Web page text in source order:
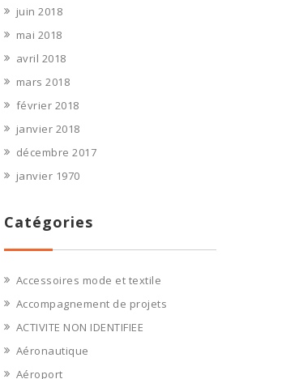
juin 2018
mai 2018
avril 2018
mars 2018
février 2018
janvier 2018
décembre 2017
janvier 1970
Catégories
Accessoires mode et textile
Accompagnement de projets
ACTIVITE NON IDENTIFIEE
Aéronautique
Aéroport